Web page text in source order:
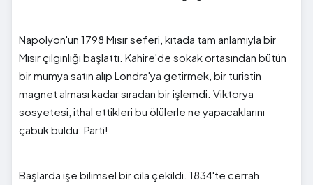
Napolyon'un 1798 Mısır seferi, kıtada tam anlamıyla bir
Mısır çılgınlığı başlattı. Kahire'de sokak ortasından bütün
bir mumya satın alıp Londra'ya getirmek, bir turistin
magnet alması kadar sıradan bir işlemdi. Viktorya
sosyetesi, ithal ettikleri bu ölülerle ne yapacaklarını
çabuk buldu: Parti!
Başlarda işe bilimsel bir cila çekildi. 1834'te cerrah